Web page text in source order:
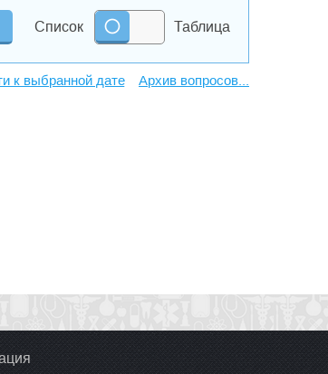
Таблица
Список
Архив вопросов...